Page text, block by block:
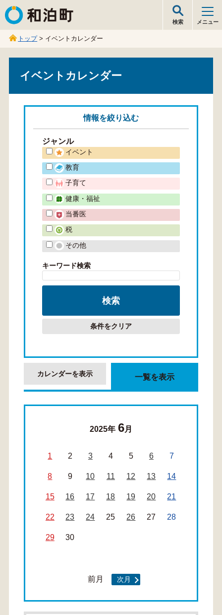
和泊町
検索 メニュー
トップ> イベントカレンダー
イベントカレンダー
情報を絞り込む
ジャンル
イベント
教育
子育て
健康・福祉
当番医
税
その他
キーワード検索
条件をクリア
カレンダーを表示 一覧を表示
2025年 6月
1 2 3 4 5 6 7
8 9 10 11 12 13 14
15 16 17 18 19 20 21
22 23 24 25 26 27 28
29 30
前月 次月